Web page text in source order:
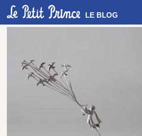
LE BLOG